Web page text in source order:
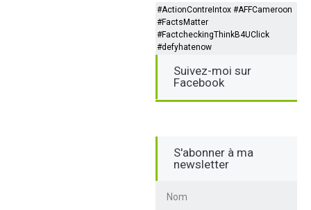
#ActionContreIntox #AFFCameroon
#FactsMatter
#FactcheckingThinkB4UClick
#defyhatenow
Suivez-moi sur
Facebook
S'abonner à ma
newsletter